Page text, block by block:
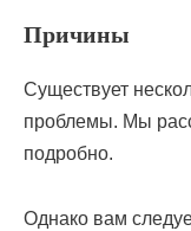
Причины
Существует
проблемы. Мы
подробно.
Однако вам